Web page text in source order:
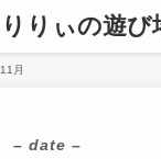
りりぃの遊び
11月
– date –